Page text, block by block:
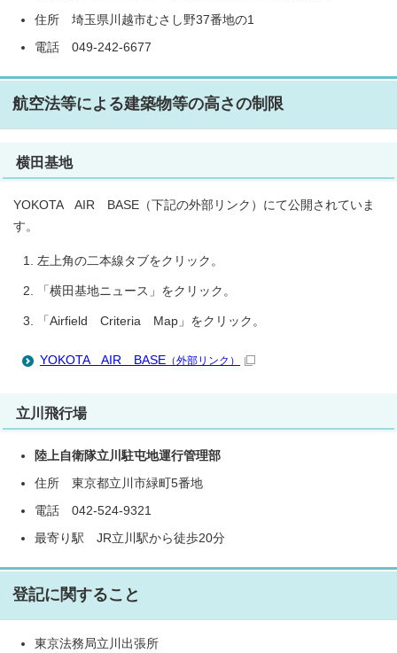
住所 埼玉県川越市むさし野37番地の1
電話 049-242-6677
航空法等による建築物等の高さの制限
横田基地
YOKOTA AIR BASE（下記の外部リンク）にて公開されていま
す。
左上角の二本線タブをクリック。
「横田基地ニュース」をクリック。
「Airfield Criteria Map」をクリック。
YOKOTA AIR BASE （外部リンク）
立川飛行場
陸上自衛隊立川駐屯地運行管理部
住所 東京都立川市緑町5番地
電話 042-524-9321
最寄り駅 JR立川駅から徒歩20分
登記に関すること
東京法務局立川出張所